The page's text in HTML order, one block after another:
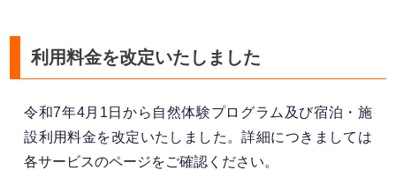
利用料金を改定いたしました
令和7年4月1日から自然体験プログラム及び宿泊・施
設利用料金を改定いたしました。詳細につきましては
各サービスのページをご確認ください。